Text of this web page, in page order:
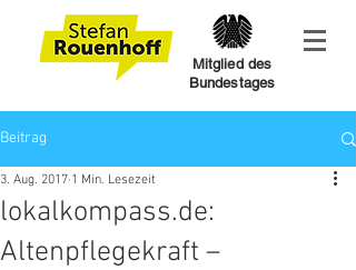
Mitglied des
Bundestages
Beitrag
lokalkompass.de:
Altenpflegekraft –
3. Aug. 2017 1 Min. Lesezeit